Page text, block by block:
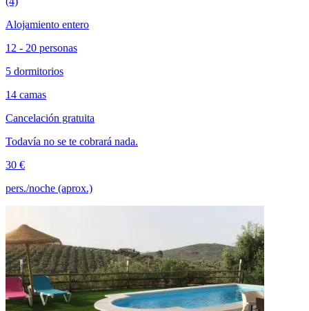
Alojamiento entero
12 - 20 personas
5 dormitorios
14 camas
Cancelación gratuita
Todavía no se te cobrará nada.
30 €
pers./noche (aprox.)